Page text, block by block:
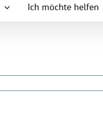
Ich möchte helfen